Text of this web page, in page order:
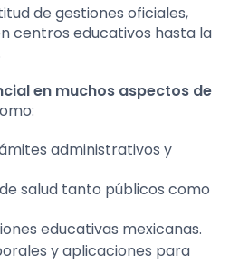
de gestiones oficiales,
centros educativos hasta la
en muchos aspectos de
administrativos y
salud tanto públicos como
educativas mexicanas.
y aplicaciones para